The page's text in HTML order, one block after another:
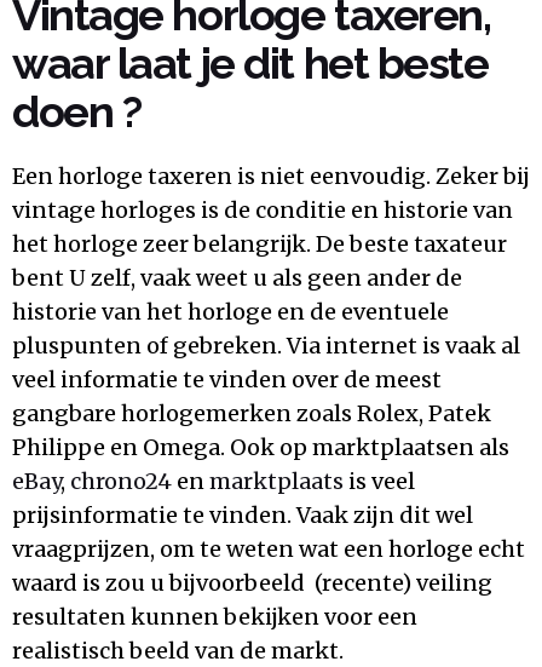
Vintage horloge taxeren,
waar laat je dit het beste
doen ?
Een horloge taxeren is niet eenvoudig. Zeker bij
vintage horloges is de conditie en historie van
het horloge zeer belangrijk. De beste taxateur
bent U zelf, vaak weet u als geen ander de
historie van het horloge en de eventuele
pluspunten of gebreken. Via internet is vaak al
veel informatie te vinden over de meest
gangbare horlogemerken zoals Rolex, Patek
Philippe en Omega. Ook op marktplaatsen als
eBay, chrono24 enmarktplaats is veel
prijsinformatie te vinden. Vaak zijn dit wel
vraagprijzen, om te weten wat een horloge echt
waard is zou u bijvoorbeeld (recente) veiling
resultaten kunnen bekijken voor een
realistisch beeld van de markt.